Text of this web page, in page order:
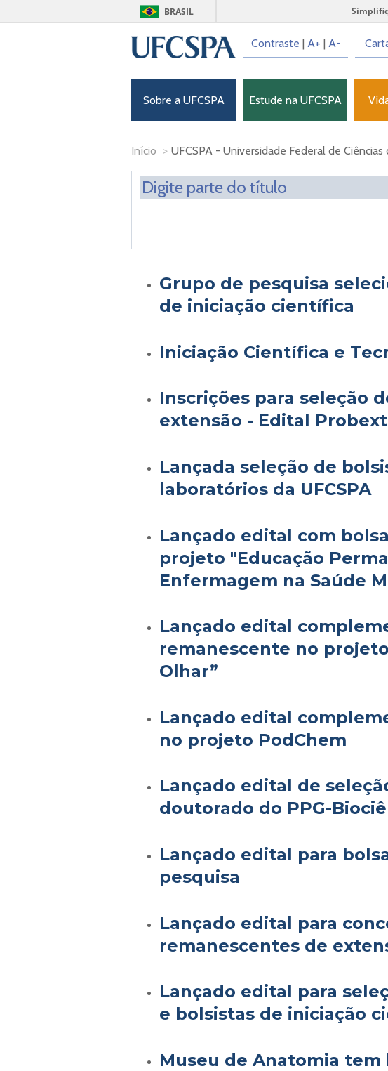
BRASIL
Contraste | A+ | A-
Sobre a UFCSPA Estude na UFCSPA
Início > UFCSPA - Universidade Federal de
Grupo de pesquisa
de iniciação científica
Iniciação Científica e
Inscrições para seleção
extensão - Edital
Lançada seleção de
laboratórios da UFCSPA
Lançado edital com
projeto "Educação
Enfermagem na Saúde
Lançado edital
remanescente no
Olhar”
Lançado edital
no projeto PodChem
Lançado edital de
doutorado do PPG-
Lançado edital para
pesquisa
Lançado edital para
remanescentes de
Lançado edital para
e bolsistas de iniciação
Museu de Anatomia tem